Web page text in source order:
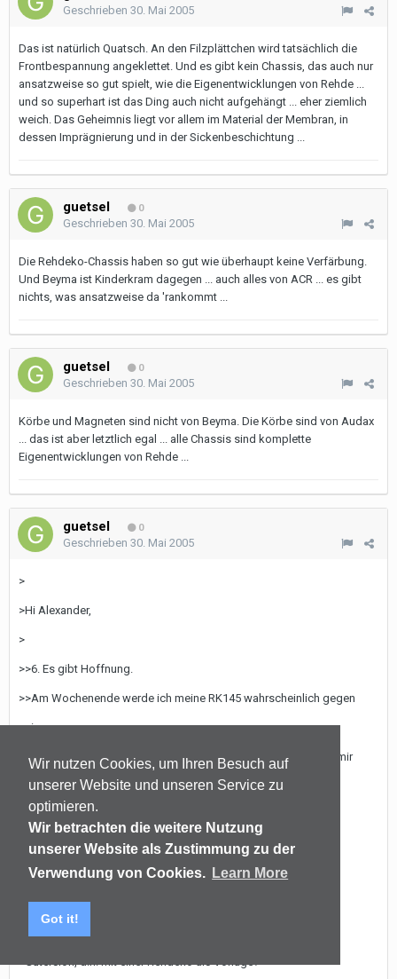
Wir nutzen Cookies, um Ihren Besuch auf
unserer Website und unseren Service zu
optimieren.
Wir betrachten die weitere Nutzung
unserer Website als Zustimmung zu der
Verwendung von Cookies. Learn More
Got it!
Geschrieben 30. Mai 2005
Das ist natürlich Quatsch. An den Filzplättchen wird tatsächlich die
Frontbespannung angeklettet. Und es gibt kein Chassis, das auch nur
ansatzweise so gut spielt, wie die Eigenentwicklungen von Rehde ...
und so superhart ist das Ding auch nicht aufgehängt ... eher ziemlich
weich. Das Geheimnis liegt vor allem im Material der Membran, in
dessen Imprägnierung und in der Sickenbeschichtung ...
guetsel 0
Geschrieben 30. Mai 2005
Die Rehdeko-Chassis haben so gut wie überhaupt keine Verfärbung.
Und Beyma ist Kinderkram dagegen ... auch alles von ACR ... es gibt
nichts, was ansatzweise da 'rankommt ...
guetsel 0
Geschrieben 30. Mai 2005
Körbe und Magneten sind nicht von Beyma. Die Körbe sind von Audax
... das ist aber letztlich egal ... alle Chassis sind komplette
Eigenentwicklungen von Rehde ...
guetsel 0
Geschrieben 30. Mai 2005
>
>Hi Alexander,
>
>>6. Es gibt Hoffnung.
>>Am Wochenende werde ich meine RK145 wahrscheinlich gegen
>einen
>>würdigen Rehdekonachfolger eintauschen, die ich dann bei mir
>>mit ins Programm nehme.
>...überlege Dir das mehr als reiflich...welcher LS sollte
>schon ein würdiger Nachfolger sein? Ist das ein ähnliches
>Gütersloh, d.h. mit einer Rehdéko als Vorlage?